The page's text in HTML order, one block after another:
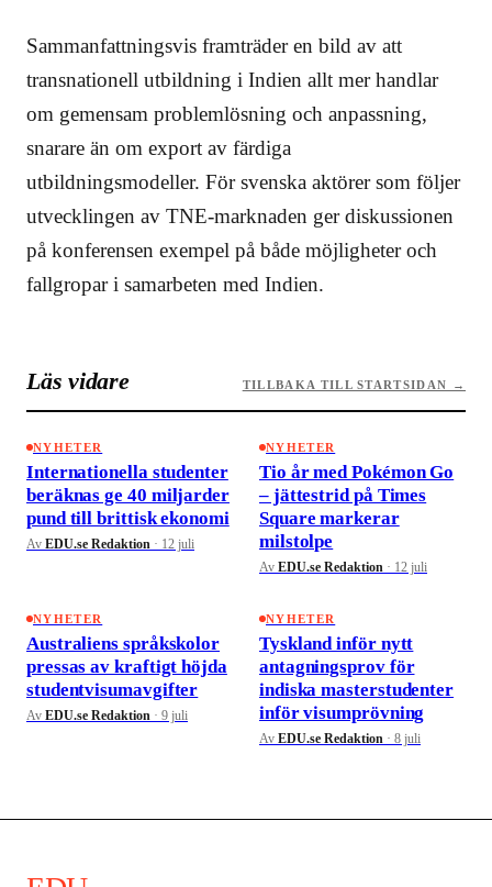
Sammanfattningsvis framträder en bild av att
transnationell utbildning i Indien allt mer handlar
om gemensam problemlösning och anpassning,
snarare än om export av färdiga
utbildningsmodeller. För svenska aktörer som följer
utvecklingen av TNE-marknaden ger diskussionen
på konferensen exempel på både möjligheter och
fallgropar i samarbeten med Indien.
Läs vidare TILLBAKA TILL STARTSIDAN →
NYHETER
Internationella studenter
beräknas ge 40 miljarder
pund till brittisk ekonomi
Av EDU.se Redaktion · 12 juli
NYHETER
Tio år med Pokémon Go
– jättestrid på Times
Square markerar
milstolpe
Av EDU.se Redaktion · 12 juli
NYHETER
Australiens språkskolor
pressas av kraftigt höjda
studentvisumavgifter
Av EDU.se Redaktion · 9 juli
NYHETER
Tyskland inför nytt
antagningsprov för
indiska masterstudenter
inför visumprövning
Av EDU.se Redaktion · 8 juli